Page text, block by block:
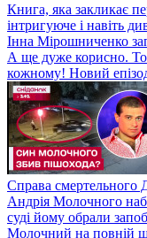
Книга, яка закликає
інтригуюче і навіть
Інна Мірошниченко
А ще дуже корисно.
кожному! Новий
Справа смертельного
Андрія Молочного
суді йому обрали
Молочний на повній